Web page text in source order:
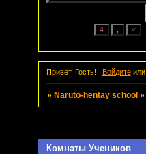
Привет, Гость! Войдитеили
» Naruto-hentay school »
Комнаты Учеников